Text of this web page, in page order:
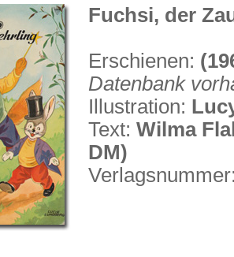
Fuchsi, der
Erschienen:
Datenbank
Illustration:
Text:Wilma
DM)